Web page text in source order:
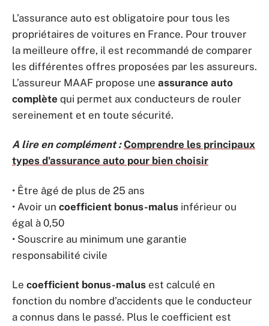
L’assurance auto est obligatoire pour tous les
propriétaires de voitures en France. Pour trouver
la meilleure offre, il est recommandé de comparer
les différentes offres proposées par les assureurs.
L’assureur MAAF propose une assurance auto
complète qui permet aux conducteurs de rouler
sereinement et en toute sécurité.
A lire en complément : Comprendre les principaux
types d'assurance auto pour bien choisir
• Être âgé de plus de 25 ans
• Avoir un coefficient bonus-malus inférieur ou
égal à 0,50
• Souscrire au minimum une garantie
responsabilité civile
Le coefficient bonus-malus est calculé en
fonction du nombre d’accidents que le conducteur
a connus dans le passé. Plus le coefficient est